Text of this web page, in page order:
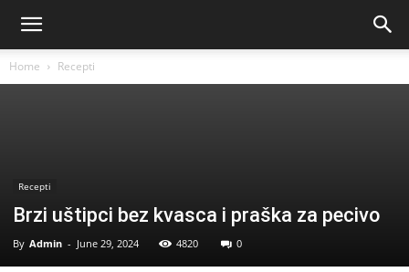
Home Recepti
Recepti
Brzi uštipci bez kvasca i praška za pecivo
By Admin - June 29, 2024 4820 0